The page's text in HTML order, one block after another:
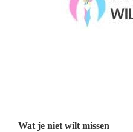
Wat je niet wilt missen